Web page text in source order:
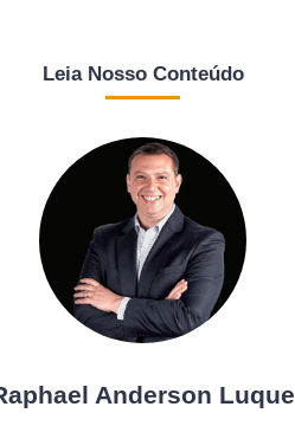
Leia Nosso Conteúdo
Anderson Luque